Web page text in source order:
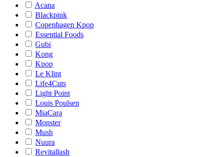
Acana
Blackpink
Copenhagen Kpop
Essential Foods
Gubi
Kong
Kpop
Le Klint
Life4Cuts
Light Point
Louis Poulsen
MiaCara
Monster
Mush
Nuura
Revitallash